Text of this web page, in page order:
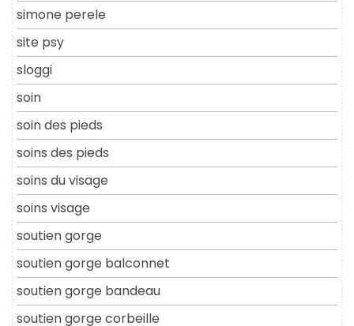
simone perele
site psy
sloggi
soin
soin des pieds
soins des pieds
soins du visage
soins visage
soutien gorge
soutien gorge balconnet
soutien gorge bandeau
soutien gorge corbeille